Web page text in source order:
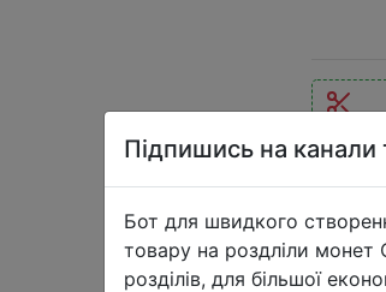
Підпишись на канали
Бот для швидкого
товару на роздліли монет
розділів, для більшої